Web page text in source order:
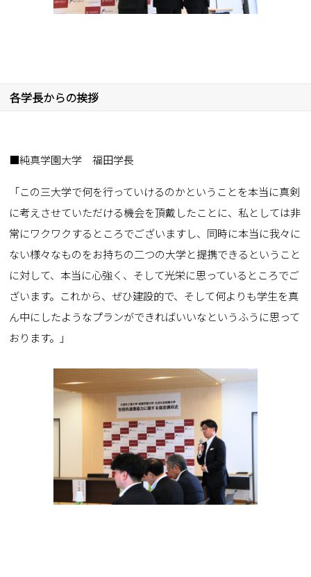
各学長からの挨拶
■純真学園大学 福田学長
「この三大学で何を行っていけるのかということを本当に真剣
に考えさせていただける機会を頂戴したことに、私としては非
常にワクワクするところでございますし、同時に本当に我々に
ない様々なものをお持ちの二つの大学と提携できるということ
に対して、本当に心強く、そして光栄に思っているところでご
ざいます。これから、ぜひ建設的で、そして何よりも学生を真
ん中にしたようなプランができればいいなというふうに思って
おります。」